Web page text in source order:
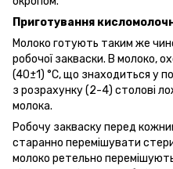
Приготування
Молоко готують таким же
робочої закваски. В молоко,
(40±1) °С, що знаходиться у
з розрахунку (2-4) столові
молока.
Робочу закваску перед
старанно перемішувати
молоко ретельно